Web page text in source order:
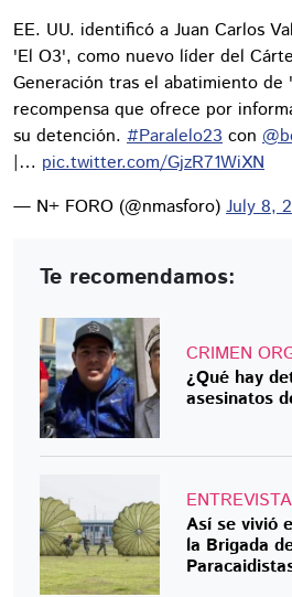
EE. UU. identificó a Juan Carlos
'El O3', como nuevo líder del
Generación tras el abatimiento de
recompensa que ofrece por
su detención. #Paralelo23 con
|… pic.twitter.com/GjzR71WiXN
— N+ FORO (@nmasforo) July 8,
Te recomendamos:
CRIMEN
¿Qué hay
asesinatos
Así se vivió
la Brigada